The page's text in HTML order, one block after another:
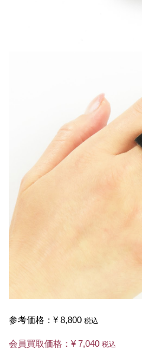
参考価格： ¥ 8,800 税込
会員買取価格： ¥ 7,040 税込